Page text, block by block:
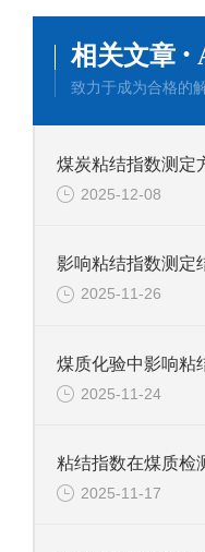
相关文章 ·
致力于成为合格的
煤炭粘结指数测定
2025-12-08
2025-11-26
2025-11-24
粘结指数在煤质检
2025-11-17